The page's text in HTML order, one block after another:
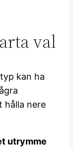
val
kan ha
hålla nere
utrymme